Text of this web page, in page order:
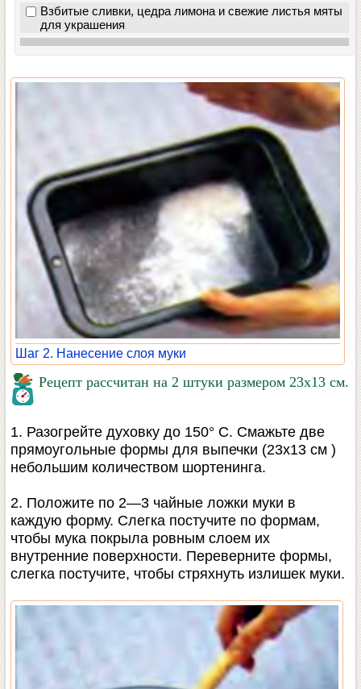
Взбитые сливки, цедра лимона и свежие листья мяты
для украшения
Шаг 2. Нанесение слоя муки
Рецепт рассчитан на 2 штуки размером 23x13 см.
1. Разогрейте духовку до 150° С. Смажьте две
прямоугольные формы для выпечки (23x13 см )
небольшим количеством шортенинга.
2. Положите по 2—3 чайные ложки муки в
каждую форму. Слегка постучите по формам,
чтобы мука покрыла ровным слоем их
внутренние поверхности. Переверните формы,
слегка постучите, чтобы стряхнуть излишек муки.